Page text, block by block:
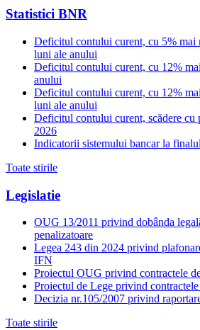
Statistici BNR
Deficitul contului curent, cu 5% mai
luni ale anului
Deficitul contului curent, cu 12%
anului
Deficitul contului curent, cu 12%
luni ale anului
Deficitul contului curent, scădere cu
2026
Indicatorii sistemului bancar la
Toate stirile
Legislatie
OUG 13/2011 privind dobânda
penalizatoare
Legea 243 din 2024 privind
IFN
Proiectul OUG privind contractele
Proiectul de Lege privind
Decizia nr.105/2007 privind
Toate stirile